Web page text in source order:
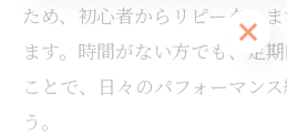
ため、初心者からリピーター
ます。時間がない方でも、定
ことで、日々のパフォーマン
う。
お問い合わせは